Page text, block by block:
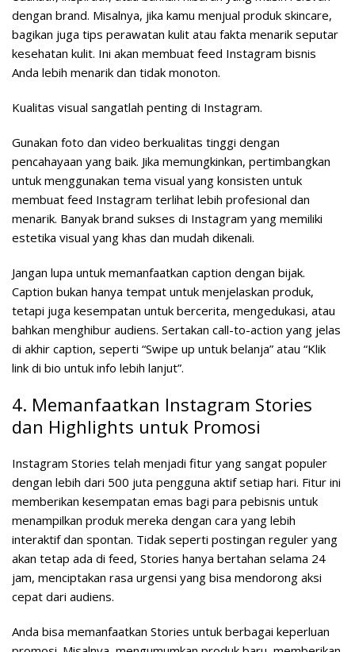
dengan brand. Misalnya, jika kamu menjual produk skincare,
bagikan juga tips perawatan kulit atau fakta menarik seputar
kesehatan kulit. Ini akan membuat feed Instagram bisnis
Anda lebih menarik dan tidak monoton.
Kualitas visual sangatlah penting di Instagram.
Gunakan foto dan video berkualitas tinggi dengan
pencahayaan yang baik. Jika memungkinkan, pertimbangkan
untuk menggunakan tema visual yang konsisten untuk
membuat feed Instagram terlihat lebih profesional dan
menarik. Banyak brand sukses di Instagram yang memiliki
estetika visual yang khas dan mudah dikenali.
Jangan lupa untuk memanfaatkan caption dengan bijak.
Caption bukan hanya tempat untuk menjelaskan produk,
tetapi juga kesempatan untuk bercerita, mengedukasi, atau
bahkan menghibur audiens. Sertakan call-to-action yang jelas
di akhir caption, seperti “Swipe up untuk belanja” atau “Klik
link di bio untuk info lebih lanjut”.
4. Memanfaatkan Instagram Stories
dan Highlights untuk Promosi
Instagram Stories telah menjadi fitur yang sangat populer
dengan lebih dari 500 juta pengguna aktif setiap hari. Fitur ini
memberikan kesempatan emas bagi para pebisnis untuk
menampilkan produk mereka dengan cara yang lebih
interaktif dan spontan. Tidak seperti postingan reguler yang
akan tetap ada di feed, Stories hanya bertahan selama 24
jam, menciptakan rasa urgensi yang bisa mendorong aksi
cepat dari audiens.
Anda bisa memanfaatkan Stories untuk berbagai keperluan